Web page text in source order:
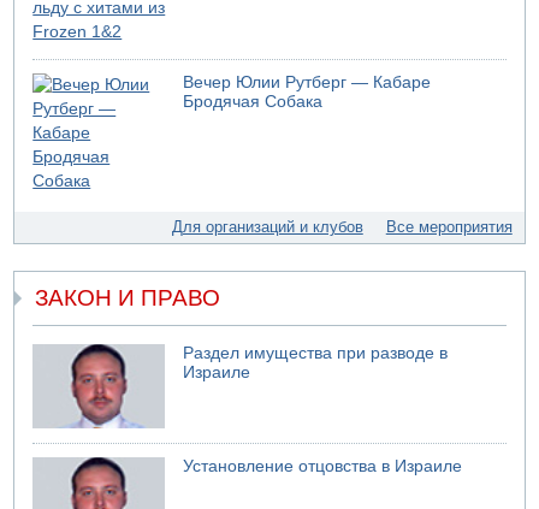
05.08.2026 10:19
Хуситы сообщают об атаке по Саудовскому танкеру
Левые активисты пытались ворваться в офис
"Религиозного сионизма"
05.08.2026 06:42
В Дубае поднимается дым над портом
Еще один меморандум для Ирана
Вечер Юлии Рутберг — Кабаре
Бродячая Собака
Для организаций и клубов Все мероприятия
ЗАКОН И ПРАВО
Раздел имущества при разводе в
Израиле
Установление отцовства в Израиле